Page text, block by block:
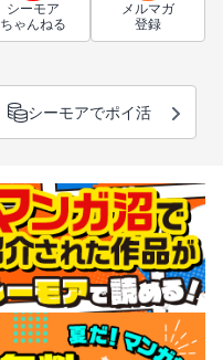
シーモア
ちゃんねる
メルマガ
登録
シーモアでポイ活